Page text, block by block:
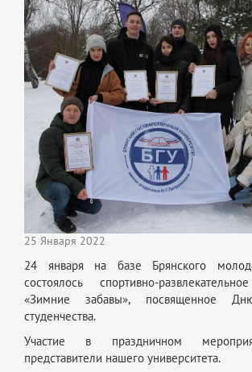
25 Января 2022
24 января на базе Брянского
состоялось спортивно-
«Зимние забавы», посвященное
студенчества.
Участие в праздничном
представители нашего университета.